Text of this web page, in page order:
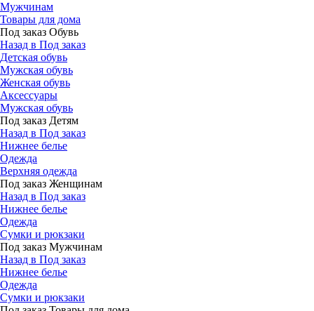
Мужчинам
Товары для дома
Под заказ Обувь
Назад в Под заказ
Детская обувь
Мужская обувь
Женская обувь
Аксессуары
Мужская обувь
Под заказ Детям
Назад в Под заказ
Нижнее белье
Одежда
Верхняя одежда
Под заказ Женщинам
Назад в Под заказ
Нижнее белье
Одежда
Сумки и рюкзаки
Под заказ Мужчинам
Назад в Под заказ
Нижнее белье
Одежда
Сумки и рюкзаки